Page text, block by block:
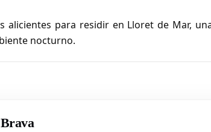
alicientes para residir en Lloret de Mar,
nocturno.